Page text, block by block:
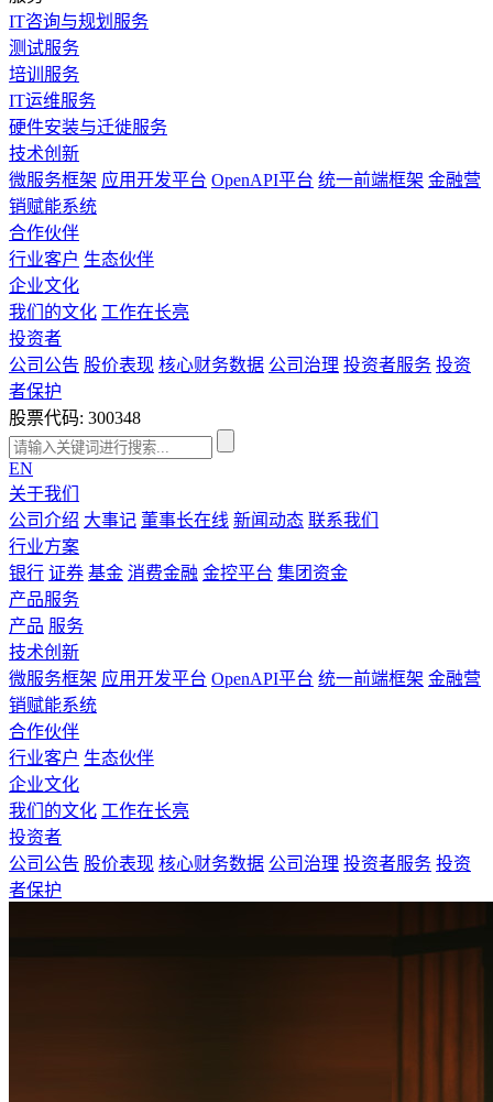
IT咨询与规划服务
测试服务
培训服务
IT运维服务
硬件安装与迁徙服务
技术创新
微服务框架 应用开发平台 OpenAPI平台 统一前端框架 金融营
销赋能系统
合作伙伴
行业客户 生态伙伴
企业文化
我们的文化 工作在长亮
投资者
公司公告 股价表现 核心财务数据 公司治理 投资者服务 投资
者保护
股票代码: 300348
EN
关于我们
公司介绍 大事记 董事长在线 新闻动态 联系我们
行业方案
银行 证券 基金 消费金融 金控平台 集团资金
产品服务
产品 服务
技术创新
微服务框架 应用开发平台 OpenAPI平台 统一前端框架 金融营
销赋能系统
合作伙伴
行业客户 生态伙伴
企业文化
我们的文化 工作在长亮
投资者
公司公告 股价表现 核心财务数据 公司治理 投资者服务 投资
者保护